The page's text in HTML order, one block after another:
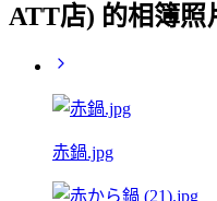
ATT店) 的相簿照
赤鍋.jpg